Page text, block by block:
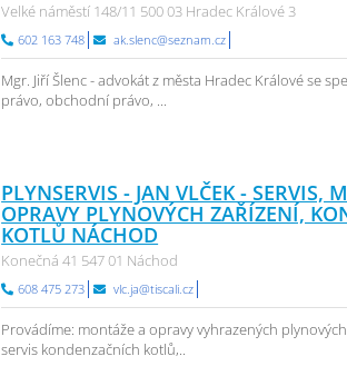
Velké náměstí 148/11 500 03 Hradec Králové 3
602 163 748 ak.slenc@seznam.cz
Mgr. Jiří Šlenc - advokát z města Hradec Králové se
právo, obchodní právo, ...
PLYNSERVIS - JAN VLČEK - SERVIS,
OPRAVY PLYNOVÝCH ZAŘÍZENÍ,
KOTLŮ NÁCHOD
Konečná 41 547 01 Náchod
608 475 273 vlc.ja@tiscali.cz
Provádíme: montáže a opravy vyhrazených
servis kondenzačních kotlů,..